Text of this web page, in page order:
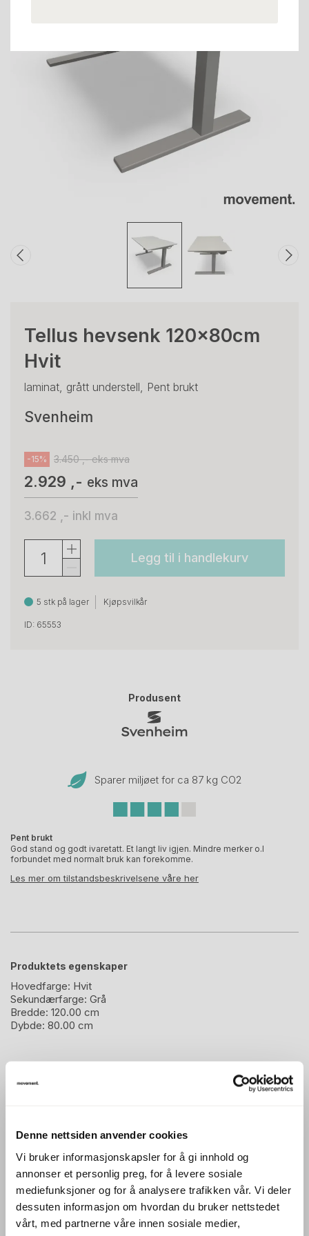
Denne nettsiden anvender cookies
Vi bruker informasjonskapsler for å gi innhold og
annonser et personlig preg, for å levere sosiale
mediefunksjoner og for å analysere trafikken vår. Vi deler
dessuten informasjon om hvordan du bruker nettstedet
vårt, med partnerne våre innen sosiale medier,
Tellus hevsenk 120x80cm
Hvit
laminat, grått understell, Pent brukt
Svenheim
-15% 3.450 ,- eks mva
2.929 ,- eks mva
3.662 ,- inkl mva
Legg til i handlekurv
5 stk på lager Kjøpsvilkår
ID: 65553
Produsent
Sparer miljøet for ca 87 kg CO2
Pent brukt
God stand og godt ivaretatt. Et langt liv igjen. Mindre merker o.l
forbundet med normalt bruk kan forekomme.
Les mer om tilstandsbeskrivelsene våre her
Produktets egenskaper
Hovedfarge: Hvit
Sekundærfarge: Grå
Bredde: 120.00 cm
Dybde: 80.00 cm
Beskrivelse
Svenheim med et enkelt og funksjonelt design, utviklet
for moderne arbeidsplasser. Bordet gjør det enkelt å
variere mellom sittende og stående arbeid gjennom
arbeidsdagen.
Med størrelse 120x80 cm passer bordet godt til både